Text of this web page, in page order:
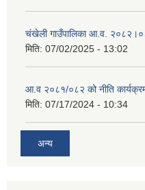
चंखेली गाउँपालिका आ.व.
मिति: 07/02/2025 - 13:02
आ.व २०८१/०८२ को नीति
मिति: 07/17/2024 - 10:34
अन्य